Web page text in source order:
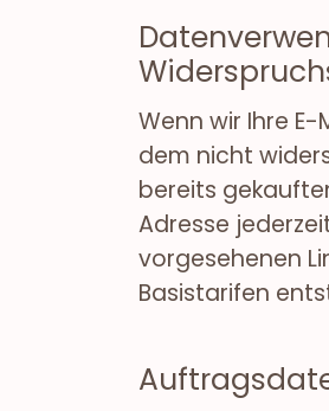
Wenn wir Ihre
dem nicht
bereits
Adresse
vorgesehenen
Basistarifen